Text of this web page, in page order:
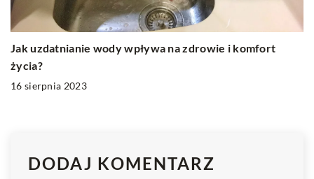
Jak uzdatnianie wody wpływa na zdrowie i komfort
życia?
16 sierpnia 2023
DODAJ KOMENTARZ